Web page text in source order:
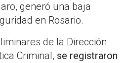
generó una baja
en Rosario.
de la Dirección
Criminal, se registraron